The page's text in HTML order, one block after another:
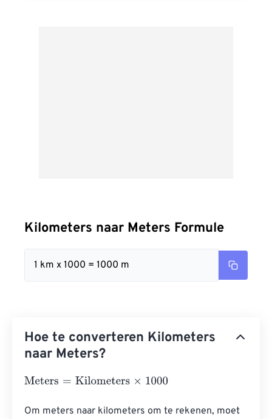
Kilometers naar Meters Formule
1 km x 1000 = 1000 m
Hoe te converteren Kilometers
naar Meters?
Meters= Kilometers×1000
Om meters naar kilometers om te rekenen, moet